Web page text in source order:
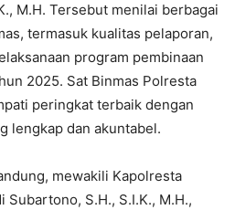
M.H. Tersebut menilai berbagai
termasuk kualitas pelaporan,
program pembinaan
2025. Sat Binmas Polresta
peringkat terbaik dengan
lengkap dan akuntabel.
mewakili Kapolresta
Subartono, S.H., S.I.K., M.H.,